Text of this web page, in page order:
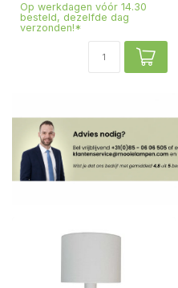
Op werkdagen vóór 14.30
besteld, dezelfde dag
verzonden!*